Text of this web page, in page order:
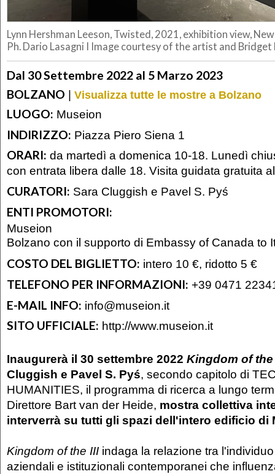
Lynn Hershman Leeson, Twisted, 2021, exhibition view,
Ph. Dario Lasagni I Image courtesy of the artist and Bridget
Dal 30 Settembre 2022 al 5 Marzo 2023
BOLZANO | Visualizza tutte le mostre a Bolzano
LUOGO: Museion
INDIRIZZO: Piazza Piero Siena 1
ORARI: da martedì a domenica 10-18. Lunedì
con entrata libera dalle 18. Visita guidata gratuita
CURATORI: Sara Cluggish e Pavel S. Pyś
ENTI PROMOTORI:
Museion
Bolzano con il supporto di Embassy of Canada to
COSTO DEL BIGLIETTO: intero 10 €, ridotto 5 €
TELEFONO PER INFORMAZIONI: +39 0471
E-MAIL INFO: info@museion.it
SITO UFFICIALE: http://www.museion.it
Inaugurerà il 30 settembre 2022 Kingdom of
Cluggish e Pavel S. Pyś, secondo capitolo di
HUMANITIES, il programma di ricerca a lungo
Direttore Bart van der Heide, mostra collettiva
interverrà su tutti gli spazi dell'intero edificio di
Kingdom of the III indaga la relazione tra
aziendali e istituzionali contemporanei che